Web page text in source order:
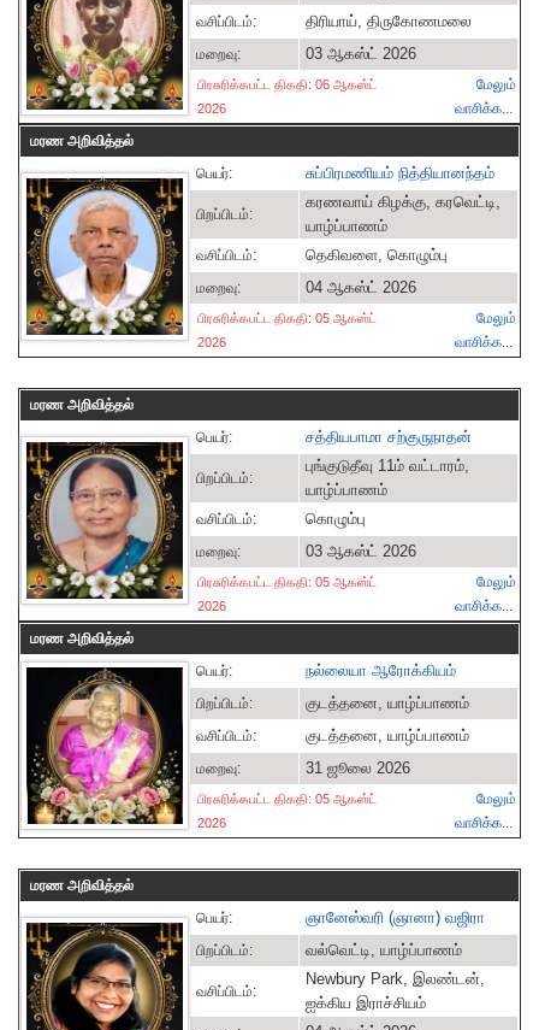
வசிப்பிடம்: திரியாய், திருகோணமலை
மறைவு: 03 ஆகஸ்ட் 2026
பிரசுரிக்கபட்ட திகதி: 06 ஆகஸ்ட்
2026
மேலும்
வாசிக்க...
மரண அறிவித்தல்
பெயர்:
சுப்பிரமணியம் நித்தியானந்தம்
பிறப்பிடம்:
கரணவாய் கிழக்கு, கரவெட்டி,
யாழ்ப்பாணம்
வசிப்பிடம்: தெகிவளை, கொழும்பு
மறைவு: 04 ஆகஸ்ட் 2026
பிரசுரிக்கபட்ட திகதி: 05 ஆகஸ்ட்
2026
மேலும்
வாசிக்க...
மரண அறிவித்தல்
பெயர்:
சத்தியபாமா சற்குருநாதன்
பிறப்பிடம்:
புங்குடுதீவு 11ம் வட்டாரம்,
யாழ்ப்பாணம்
வசிப்பிடம்: கொழும்பு
மறைவு: 03 ஆகஸ்ட் 2026
பிரசுரிக்கபட்ட திகதி: 05 ஆகஸ்ட்
2026
மேலும்
வாசிக்க...
மரண அறிவித்தல்
பெயர்:
நல்லையா ஆரோக்கியம்
பிறப்பிடம்: குடத்தனை, யாழ்ப்பாணம்
வசிப்பிடம்: குடத்தனை, யாழ்ப்பாணம்
மறைவு: 31 ஜூலை 2026
பிரசுரிக்கபட்ட திகதி: 05 ஆகஸ்ட்
2026
மேலும்
வாசிக்க...
மரண அறிவித்தல்
பெயர்:
ஞானேஸ்வரி (ஞானா) வஜிரா
பிறப்பிடம்: வல்வெட்டி, யாழ்ப்பாணம்
வசிப்பிடம்:
Newbury Park, இலண்டன்,
ஐக்கிய இராச்சியம்